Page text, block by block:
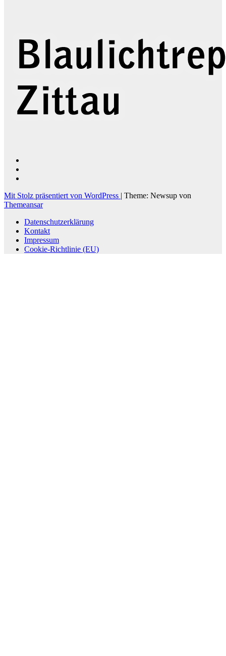
Mit Stolz präsentiert von WordPress | Theme: Newsup von
Themeansar
Datenschutzerklärung
Kontakt
Impressum
Cookie-Richtlinie (EU)